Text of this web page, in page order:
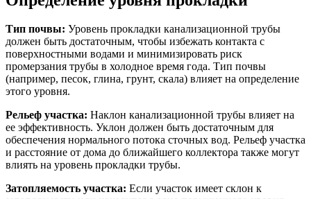
Тип почвы: Уровень прокладки канализационной трубы
должен быть достаточным, чтобы избежать контакта с
поверхностными водами и минимизировать риск
промерзания трубы в холодное время года. Тип почвы
(например, песок, глина, грунт, скала) влияет на определение
этого уровня.
Рельеф участка: Наклон канализационной трубы влияет на
ее эффективность. Уклон должен быть достаточным для
обеспечения нормального потока сточных вод. Рельеф участка
и расстояние от дома до ближайшего коллектора также могут
влиять на уровень прокладки трубы.
Затопляемость участка: Если участок имеет склон к